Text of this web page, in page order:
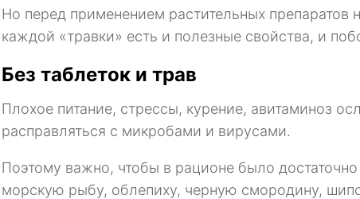
Но перед применением растительных препаратов
каждой «травки» есть и полезные свойства, и
Без таблеток и трав
Плохое питание, стрессы, курение, авитаминоз
расправляться с микробами и вирусами.
Поэтому важно, чтобы в рационе было
морскую рыбу, облепиху, черную смородину,